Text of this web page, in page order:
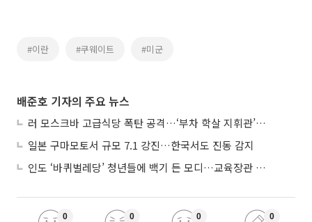
#이란 #쿠웨이트 #미군
배준호 기자의 주요 뉴스
러 모스크바 고급식당 폭탄 공격…‘부차 학살 지휘관’ 노렸나
일본 구마모토서 규모 7.1 강진…한국서도 진동 감지
인도 ‘바퀴벌레당’ 청년들에 백기 든 모디…교육장관 사퇴
0 0 0 0